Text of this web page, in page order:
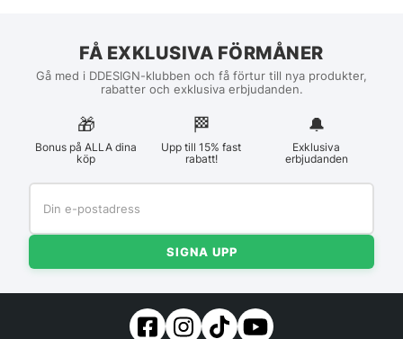
FÅ EXKLUSIVA FÖRMÅNER
Gå med i DDESIGN-klubben och få förtur till nya produkter,
rabatter och exklusiva erbjudanden.
🎁
Bonus på ALLA dina
köp
🏁︎
Upp till 15% fast
rabatt!
🔔
Exklusiva
erbjudanden
SIGNA UPP